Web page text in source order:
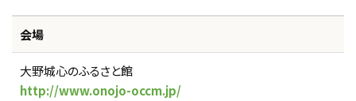
会場
大野城心のふるさと館
http://www.onojo-occm.jp/